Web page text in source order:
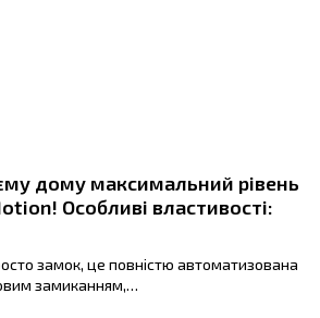
дому максимальний рівень
Особливі властивості:
замок, це повністю автоматизована
замиканням,…